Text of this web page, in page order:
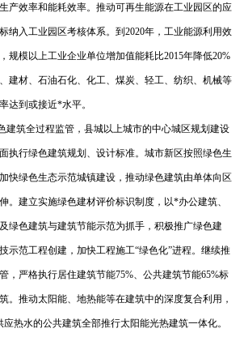
产效率和能耗效率。推动可再生能源在工业园区的应
纳入工业园区考核体系。到2020年，工业能源利用效
规模以上工业企业单位增加值能耗比2015年降低20%
建材、石油石化、化工、煤炭、轻工、纺织、机械等
达到或接近*水平。
建筑全过程监管，县城以上城市的中心城区规划建设
执行绿色建筑规划、设计标准。城市新区按照绿色生
快绿色生态示范城镇建设，推动绿色建筑由单体向区
。建立实施绿色建材评价标识制度，以*办公建筑、
绿色建筑与建筑节能示范为抓手，积极推广绿色建
示范工程创建，加快工程施工“绿色化”进程。继续推
，严格执行居住建筑节能75%、公共建筑节能65%标
。推动太阳能、地热能等在建筑中的深度复合利用，
热水的公共建筑全部推行太阳能光热建筑一体化。